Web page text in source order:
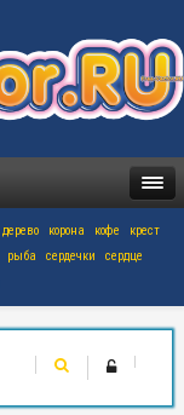
дерево корона кофе крест
рыба сердечки сердце